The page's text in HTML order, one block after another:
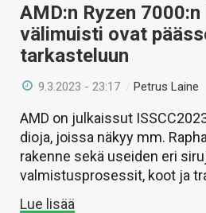
AMD:n Ryzen
välimuisti ovat
tarkasteluun
9.3.2023 - 23:17 /Petrus Laine
AMD on julkaissut
dioja, joissa näkyy mm.
rakenne sekä useiden eri
valmistusprosessit, koot ja
Lue lisää